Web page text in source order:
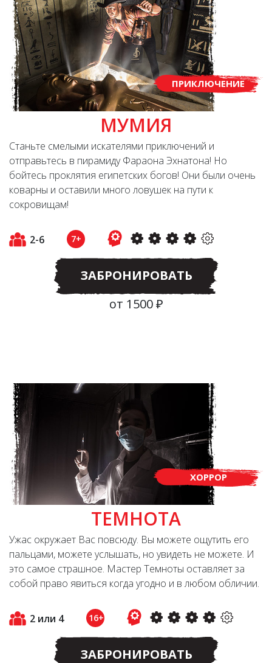
ПРИКЛЮЧЕНИЕ
МУМИЯ
Станьте смелыми искателями приключений и
отправьтесь в пирамиду Фараона Эхнатона! Но
бойтесь проклятия египетских богов! Они были очень
коварны и оставили много ловушек на пути к
сокровищам!
2-6 7+
ЗАБРОНИРОВАТЬ
от 1500 ₽
ХОРРОР
ТЕМНОТА
Ужас окружает Вас повсюду. Вы можете ощутить его
пальцами, можете услышать, но увидеть не можете. И
это самое страшное. Мастер Темноты оставляет за
собой право явиться когда угодно и в любом обличии.
2 или 4 16+
ЗАБРОНИРОВАТЬ